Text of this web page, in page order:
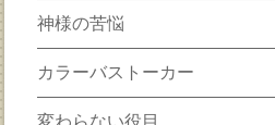
神様の苦悩
カラーバストーカー
変わらない役目